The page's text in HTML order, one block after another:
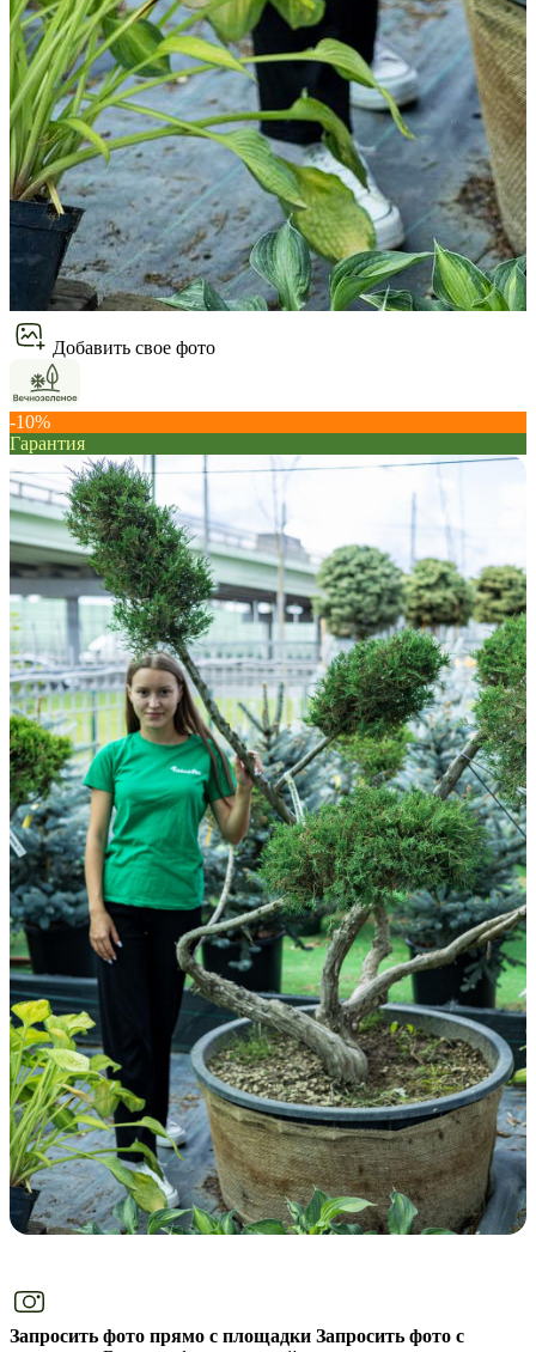
Добавить свое фото
-10%
Гарантия
Запросить фото прямо с площадки Запросить фото с